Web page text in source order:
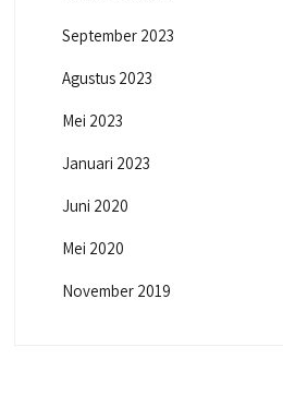
September 2023
Agustus 2023
Mei 2023
Januari 2023
Juni 2020
Mei 2020
November 2019